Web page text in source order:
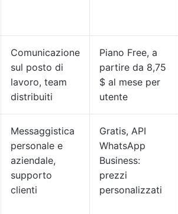
Comunicazione
sul posto di
lavoro, team
distribuiti
Piano Free, a
partire da 8,75
$ al mese per
utente
Messaggistica
personale e
aziendale,
supporto
clienti
Gratis, API
WhatsApp
Business:
prezzi
personalizzati